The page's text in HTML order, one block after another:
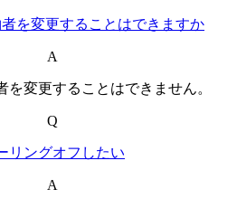
を変更することはできますか
A
を変更することはできません。
Q
リングオフしたい
A